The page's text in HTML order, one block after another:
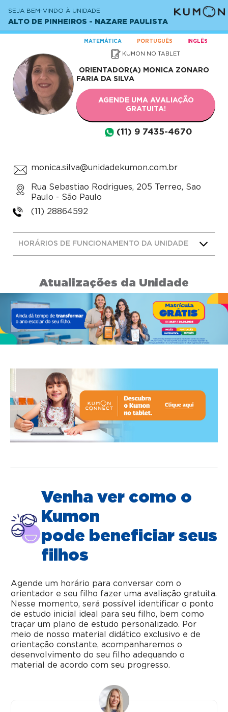
SEJA BEM-VINDO À UNIDADE
ALTO DE PINHEIROS - NAZARE PAULISTA
MATEMÁTICA PORTUGUÊS INGLÊS
KUMON NO TABLET
ORIENTADOR(A) MONICA ZONARO
FARIA DA SILVA
AGENDE UMA AVALIAÇÃO
GRATUITA!
(11) 9 7435-4670
monica.silva@unidadekumon.com.br
Rua Sebastiao Rodrigues, 205 Terreo, Sao
Paulo - São Paulo
(11) 28864592
HORÁRIOS DE FUNCIONAMENTO DA UNIDADE
Atualizações da Unidade
Venha ver como o
Kumon
pode beneficiar seus
filhos
Agende um horário para conversar com o
orientador e seu filho fazer uma avaliação gratuita.
Nesse momento, será possível identificar o ponto
de estudo inicial ideal para seu filho, bem como
traçar um plano de estudo personalizado. Por
meio de nosso material didático exclusivo e de
orientação constante, acompanharemos o
desenvolvimento do seu filho adequando o
material de acordo com seu progresso.